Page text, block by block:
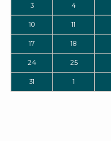
3 4
10 11
17 18
24 25
31 1